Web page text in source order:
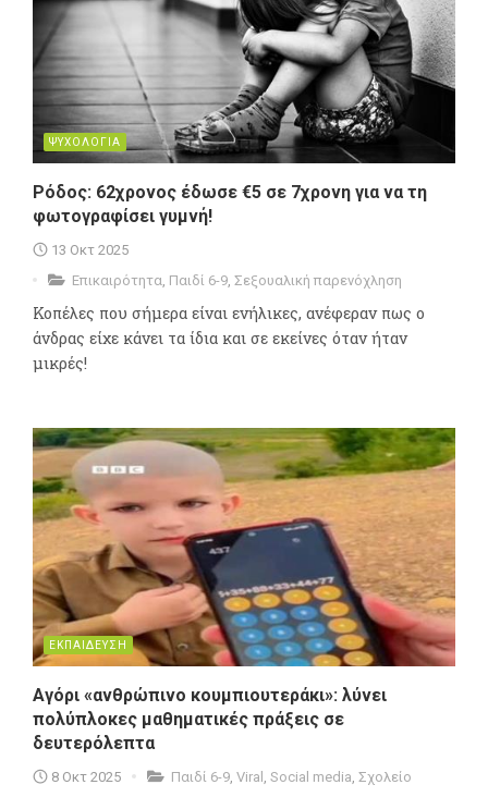
ΨΥΧΟΛΟΓΙΑ
Ρόδος: 62χρονος έδωσε €5 σε 7χρονη για να τη
φωτογραφίσει γυμνή!
13 Οκτ 2025
Επικαιρότητα, Παιδί 6-9, Σεξουαλική παρενόχληση
Κοπέλες που σήμερα είναι ενήλικες, ανέφεραν πως ο
άνδρας είχε κάνει τα ίδια και σε εκείνες όταν ήταν
μικρές!
ΕΚΠΑΙΔΕΥΣΗ
Αγόρι «ανθρώπινο κουμπιουτεράκι»: λύνει
πολύπλοκες μαθηματικές πράξεις σε
δευτερόλεπτα
8 Οκτ 2025 Παιδί 6-9 Viral Social media Σχολείο